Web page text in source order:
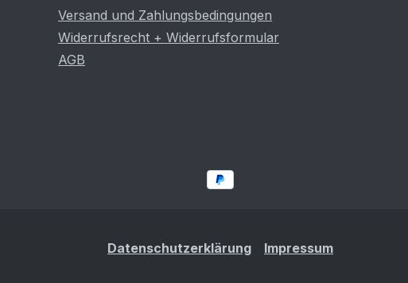
Versand und Zahlungsbedingungen
Widerrufsrecht + Widerrufsformular
AGB
Datenschutzerklärung Impressum